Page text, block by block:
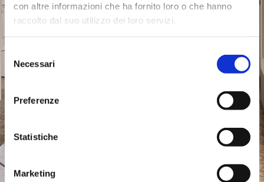
con altre informazioni che ha fornito loro o che hanno
raccolto dal suo utilizzo dei loro servizi.
Selezione
del
consenso
Necessari
Preferenze
Statistiche
Marketing